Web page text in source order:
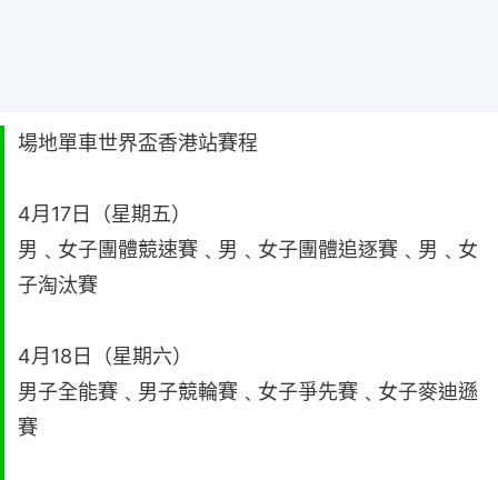
場地單車世界盃香港站賽程
4月17日（星期五）
男﹑女子團體競速賽﹑男﹑女子團體追逐賽﹑男﹑女
子淘汰賽
4月18日（星期六）
男子全能賽﹑男子競輪賽﹑女子爭先賽﹑女子麥迪遜
賽